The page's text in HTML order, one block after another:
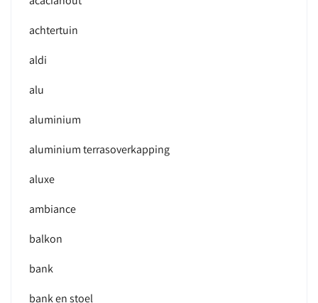
achtertuin
aldi
alu
aluminium
aluminium terrasoverkapping
aluxe
ambiance
balkon
bank
bank en stoel